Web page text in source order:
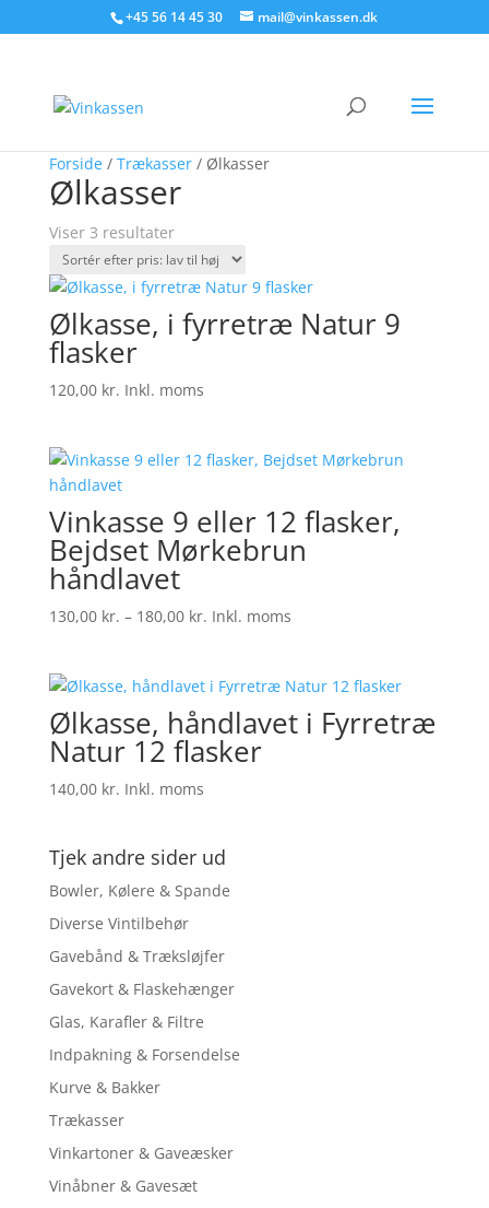
+45 56 14 45 30 mail@vinkassen.dk
Søg produkter - start med at skrive
Forside/ Trækasser/ Ølkasser
Ølkasser
Viser 3 resultaterSorteret
efter
pris:
til
Ølkasse, i fyrretræ Natur 9
flasker
120,00 kr. Inkl. moms
Vinkasse 9 eller 12 flasker,
Bejdset Mørkebrun
håndlavet
130,00 kr. – 180,00 kr.Prisinterval:
180,00 kr.
Inkl. moms
Ølkasse, håndlavet i Fyrretræ
Natur 12 flasker
140,00 kr. Inkl. moms
Tjek andre sider ud
Bowler, Kølere & Spande
Diverse Vintilbehør
Gavebånd & Træksløjfer
Gavekort & Flaskehænger
Glas, Karafler & Filtre
Indpakning & Forsendelse
Kurve & Bakker
Trækasser
Vinkartoner & Gaveæsker
Vinåbner & Gavesæt